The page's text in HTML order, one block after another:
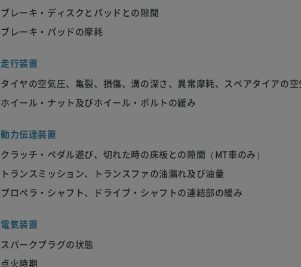
ブレーキ・ディスクとパッドとの隙間
ブレーキ・パッドの摩耗
走行装置
タイヤの空気圧、亀裂、損傷、溝の深さ、異常摩耗、スペアタイアの
ホイール・ナット及びホイール・ボルトの緩み
動力伝達装置
クラッチ・ペダル遊び、切れた時の床板との隙間（MT車のみ）
トランスミッション、トランスファの油漏れ及び油量
プロペラ・シャフト、ドライブ・シャフトの連結部の緩み
電気装置
スパークプラグの状態
点火時期